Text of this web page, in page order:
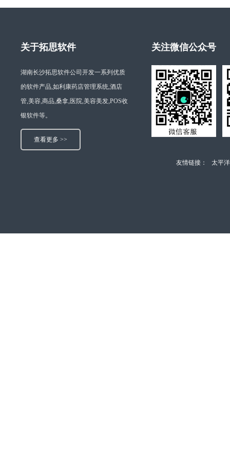
关于拓思软件
湖南长沙拓思软件公司开发一系列优质
的软件产品,如利康药店管理系统,酒店
管,美容,商品,桑拿,医院,美容美发,POS收
银软件等。
查看更多 >>
关注微信公众号
友情链接： 太平